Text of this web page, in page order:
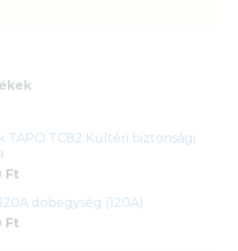
TAPO TC82 Kültéri biztonsági
Ft
dobegység (120A)
Ft